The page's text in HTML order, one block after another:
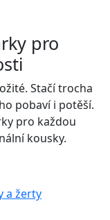
pro
Stačí trocha
pobaví i potěší.
pro každou
kousky.